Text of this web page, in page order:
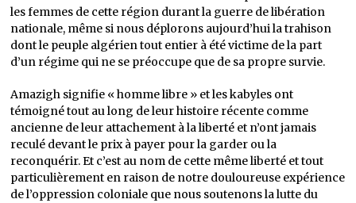
les femmes de cette région durant la guerre de libération
nationale, même si nous déplorons aujourd’hui la trahison
dont le peuple algérien tout entier à été victime de la part
d’un régime qui ne se préoccupe que de sa propre survie.
Amazigh signifie « homme libre » et les kabyles ont
témoigné tout au long de leur histoire récente comme
ancienne de leur attachement à la liberté et n’ont jamais
reculé devant le prix à payer pour la garder ou la
reconquérir. Et c’est au nom de cette même liberté et tout
particulièrement en raison de notre douloureuse expérience
de l’oppression coloniale que nous soutenons la lutte du